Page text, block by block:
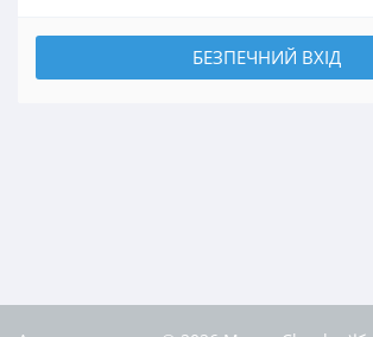
БЕЗПЕЧНИЙ ВХІД